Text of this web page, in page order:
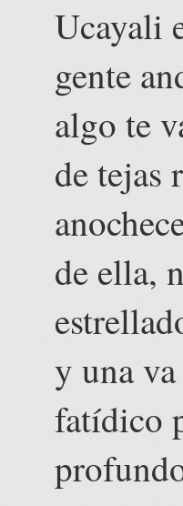
Ucayali
gente
algo te
de tejas
de ella,
y una
fatídico